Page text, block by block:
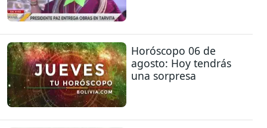
Horóscopo 06 de
agosto: Hoy tendrás
una sorpresa